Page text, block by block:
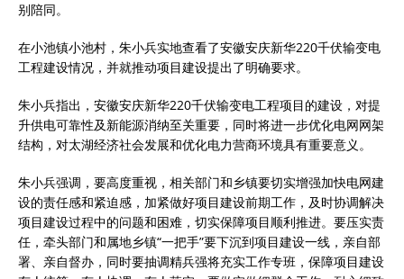
别陪同。
在小池镇小池村，朱小兵实地查看了安徽安庆新华220千伏输变电
工程建设情况，并就推动项目建设提出了明确要求。
朱小兵指出，安徽安庆新华220千伏输变电工程项目的建设，对提
升供电可靠性及新能源消纳至关重要，同时将进一步优化电网网架
结构，对太湖经济社会发展和优化电力营商环境具有重要意义。
朱小兵强调，要高度重视，相关部门和乡镇要切实增强加快电网建
设的责任感和紧迫感，加紧做好项目建设前期工作，及时协调解决
项目建设过程中的问题和困难，切实保障项目顺利推进。要压实责
任，牵头部门和属地乡镇“一把手”要下沉到项目建设一线，亲自部
署、亲自督办，同时要抽调精兵强将充实工作专班，保障项目建设